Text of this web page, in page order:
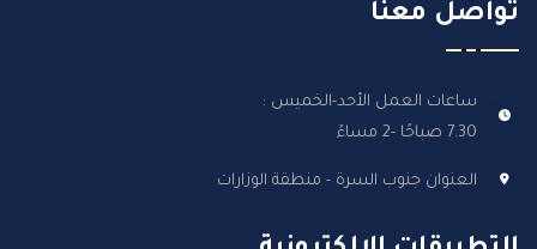
تواصل معنا
ساعات العمل الأحد-الخميس :
7.30 صباحًا -2 مساءً
العنوان جنوب السرة - منطقة الوزارات